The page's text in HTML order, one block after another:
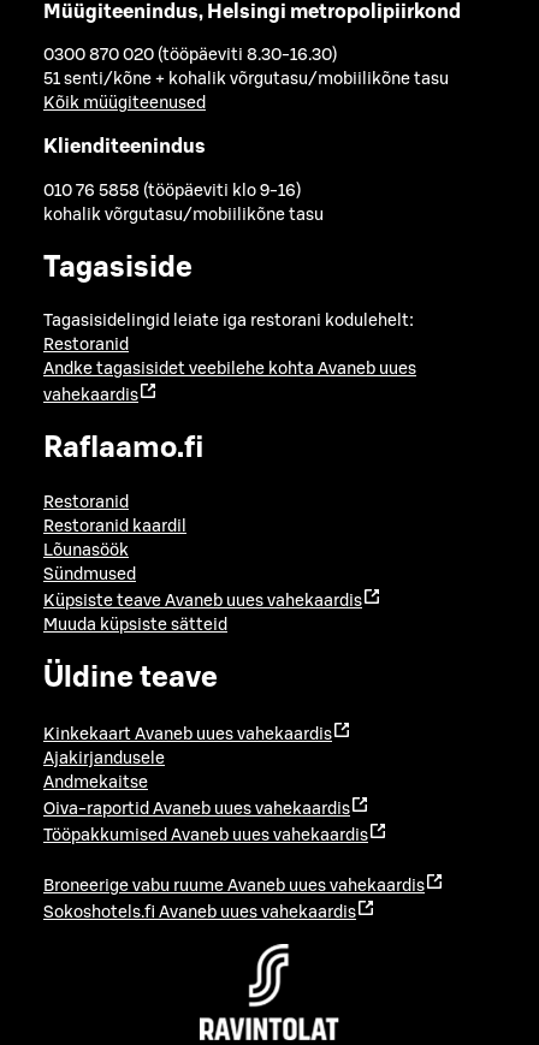
Müügiteenindus, Helsingi metropolipiirkond
0300 870 020 (tööpäeviti 8.30-16.30)
51 senti/kõne + kohalik võrgutasu/mobiilikõne tasu
Kõik müügiteenused
Klienditeenindus
010 76 5858 (tööpäeviti klo 9-16)
kohalik võrgutasu/mobiilikõne tasu
Tagasiside
Tagasisidelingid leiate iga restorani kodulehelt:
Restoranid
Andke tagasisidet veebilehe kohta Avaneb uues
vahekaardis
Raflaamo.fi
Restoranid
Restoranid kaardil
Lõunasöök
Sündmused
Küpsiste teave Avaneb uues vahekaardis
Muuda küpsiste sätteid
Üldine teave
Kinkekaart Avaneb uues vahekaardis
Ajakirjandusele
Andmekaitse
Oiva-raportid Avaneb uues vahekaardis
Tööpakkumised Avaneb uues vahekaardis
Broneerige vabu ruume Avaneb uues vahekaardis
Sokoshotels.fi Avaneb uues vahekaardis